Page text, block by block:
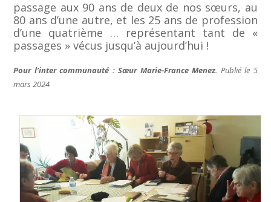
passage aux 90 ans de deux de nos sœurs, au
80 ans d’une autre, et les 25 ans de profession
d’une quatrième … représentant tant de «
passages » vécus jusqu’à aujourd’hui !
Pour l’inter communauté :Sœur Marie-France Menez. Publié le 5
mars 2024